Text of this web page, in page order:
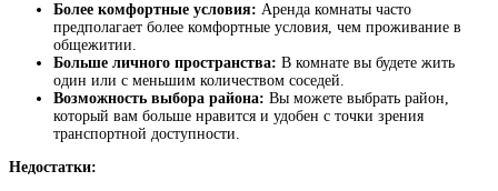
Более комфортные условия: Аренда комнаты часто
предполагает более комфортные условия, чем проживание в
общежитии.
Больше личного пространства: В комнате вы будете жить
один или с меньшим количеством соседей.
Возможность выбора района: Вы можете выбрать район,
который вам больше нравится и удобен с точки зрения
транспортной доступности.
Недостатки: